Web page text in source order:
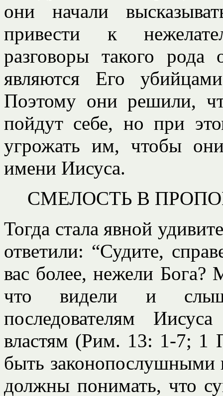
они начали
привести к
разговоры такого
являются Его
Поэтому они решили,
пойдут себе, но при
угрожать им, чтобы
имени Иисуса.
СМЕЛОСТЬ В
Тогда стала явной
ответили: “Судите,
вас более, нежели
что видели и
последователям
властям (Рим. 13: 1-7; 1
быть законопослушными
должны понимать, что